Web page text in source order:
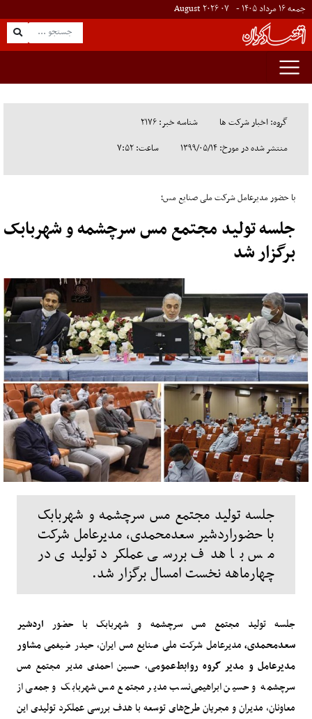
جمعه ۱۶ مرداد ۱۴۰۵ - ۰۷۲۰۲۶
گروه: اخبار شرکت ها
شناسه خبر: ۲۱۷۶
منتشر شده در مورخ: ۱۳۹۹/۰۵/۱۴
ساعت: ۷:۵۲
با حضور مدیرعامل شرکت ملی صنایع مس؛
جلسه تولید مجتمع مس سرچشمه و شهربابک
برگزار شد
جلسه تولید مجتمع مس سرچشمه و شهربابک
با حضوراردشیر سعدمحمدی، مدیرعامل شرکت
مس با هدف بررسی عملکرد تولیدی در
چهارماهه نخست امسال برگزار شد.
جلسه تولید مجتمع مس سرچشمه و شهربابک با حضور اردشیر
سعدمحمدی،مدیرعامل شرکت ملی صنایع مس ایران، حیدر ضیغمیمشاور
مدیرعامل و مدیر گروه روابط‌عمومی، حسین احمدی مدیر مجتمع مس
سرچشمه و حسین ابراهیمی‌‌نسب مدیر مجتمع مس شهربابک و جمعی از
معاونان، مدیران و مجریان طرح‌های توسعه با هدف بررسی عملکرد تولیدی این